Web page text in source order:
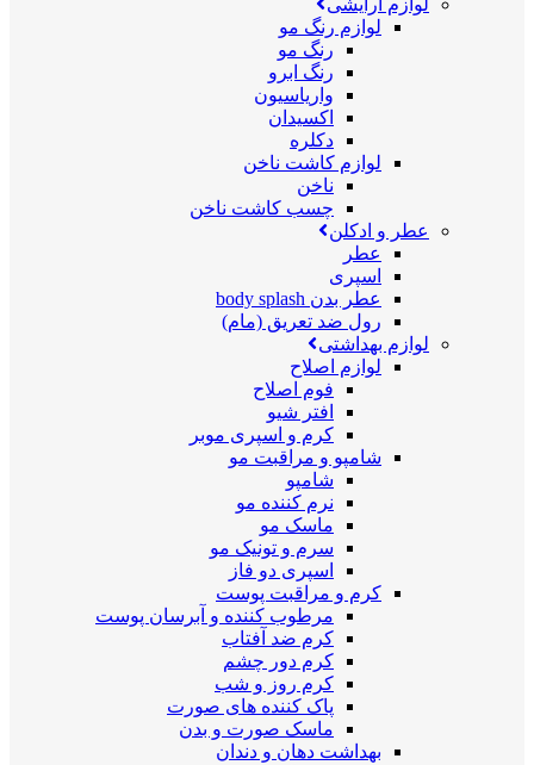
لوازم آرایشی
لوازم رنگ مو
رنگ مو
رنگ ابرو
واریاسیون
اکسیدان
دکلره
لوازم کاشت ناخن
ناخن
چسب کاشت ناخن
عطر و ادکلن
عطر
اسپری
عطر بدن body splash
رول ضد تعریق (مام)
لوازم بهداشتی
لوازم اصلاح
فوم اصلاح
افتر شیو
کرم و اسپری موبر
شامپو و مراقبت مو
شامپو
نرم کننده مو
ماسک مو
سرم و تونیک مو
اسپری دو فاز
کرم و مراقبت پوست
مرطوب کننده و آبرسان پوست
کرم ضد آفتاب
کرم دور چشم
کرم روز و شب
پاک کننده های صورت
ماسک صورت و بدن
بهداشت دهان و دندان